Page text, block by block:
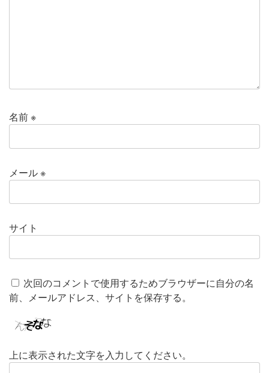
名前※
メール※
サイト
次回のコメントで使用するためブラウザーに自分の名
前、メールアドレス、サイトを保存する。
上に表示された文字を入力してください。